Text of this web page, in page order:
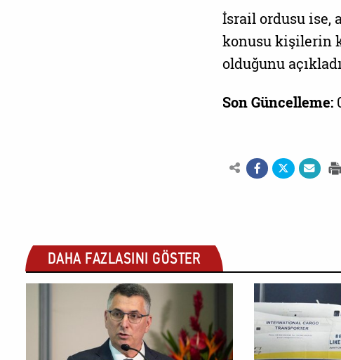
İsrail ordusu ise,
konusu kişilerin
olduğunu
Son Güncelleme:
DAHA FAZLASINI GÖSTER
DÜNYA